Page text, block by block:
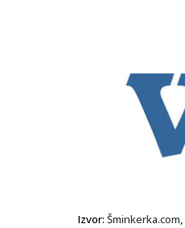
Izvor: Šminkerka.com,